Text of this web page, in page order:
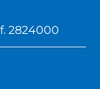
2824000